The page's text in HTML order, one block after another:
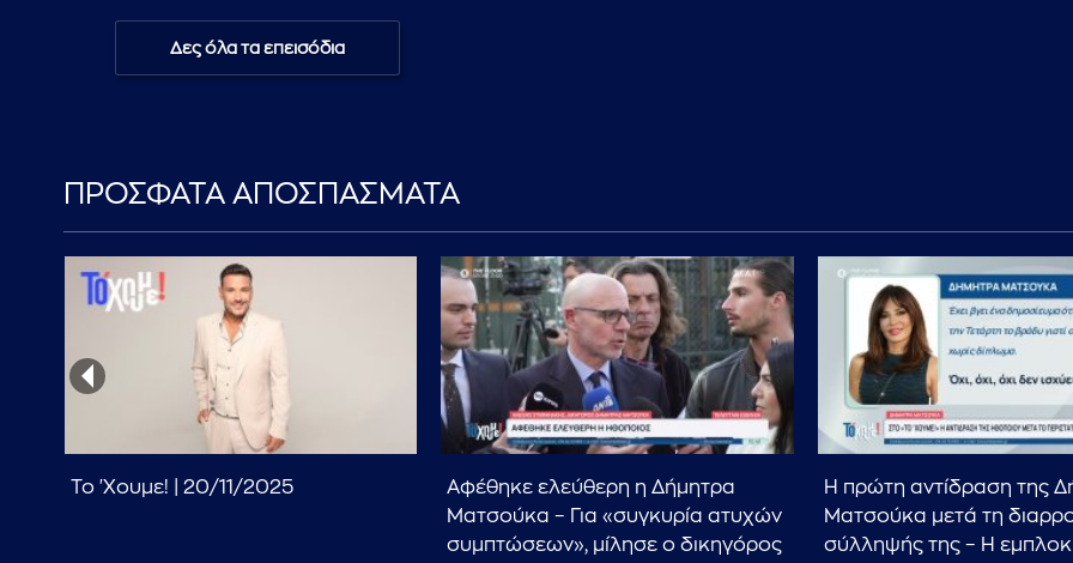
Δες όλα τα επεισόδια
ΠΡΟΣΦΑΤΑ ΑΠΟΣΠΑΣΜΑΤΑ
Το 'Χουμε! | 20/11/2025
Αφέθηκε ελεύθερη η Δήμητρα
Ματσούκα – Για «συγκυρία ατυχών
συμπτώσεων», μίλησε ο δικηγόρος
Η πρώτη αντίδραση της
Ματσούκα μετά τη
σύλληψής της – Η